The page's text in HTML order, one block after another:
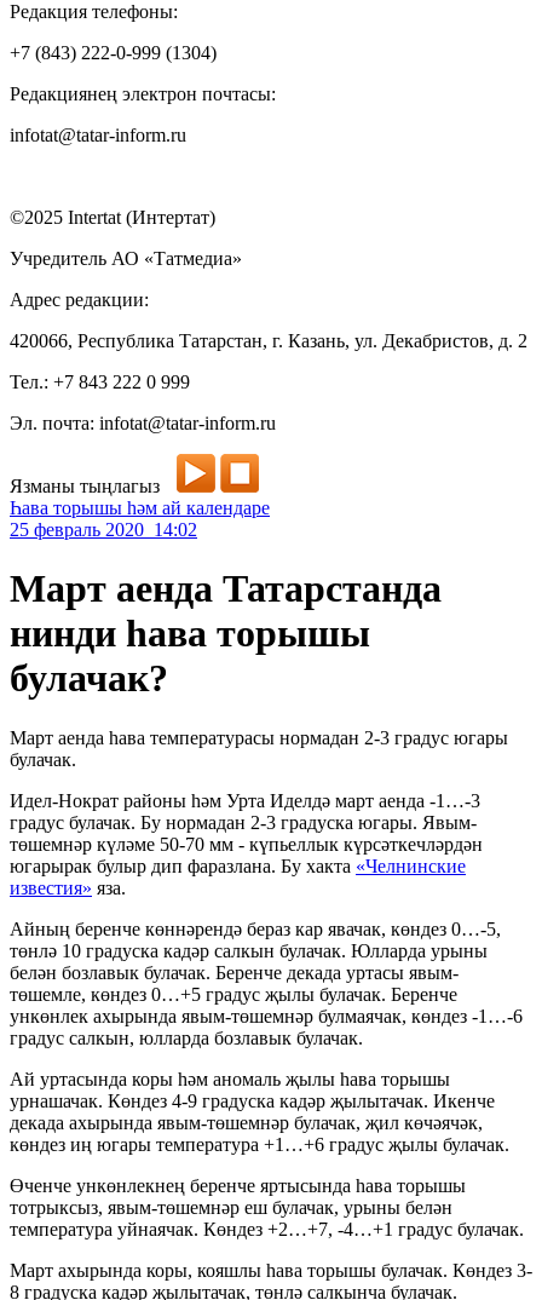
Редакция телефоны:
+7 (843) 222-0-999 (1304)
Редакциянең электрон почтасы:
infotat@tatar-inform.ru
©2025 Intertat (Интертат)
Учредитель АО «Татмедиа»
Адрес редакции:
420066, Республика Татарстан, г. Казань, ул. Декабристов, д. 2
Тел.: +7 843 222 0 999
Эл. почта: infotat@tatar-inform.ru
Язманы тыңлагыз
Һава торышы һәм ай календаре
25 февраль 2020 14:02
Март аенда Татарстанда
нинди һава торышы
булачак?
Март аенда һава температурасы нормадан 2-3 градус югары
булачак.
Идел-Нократ районы һәм Урта Иделдә март аенда -1…-3
градус булачак. Бу нормадан 2-3 градуска югары. Явым-
төшемнәр күләме 50-70 мм - күпьеллык күрсәткечләрдән
югарырак булыр дип фаразлана. Бу хакта «Челнинские
известия» яза.
Айның беренче көннәрендә бераз кар явачак, көндез 0…-5,
төнлә 10 градуска кадәр салкын булачак. Юлларда урыны
белән бозлавык булачак. Беренче декада уртасы явым-
төшемле, көндез 0…+5 градус җылы булачак. Беренче
ункөнлек ахырында явым-төшемнәр булмаячак, көндез -1…-6
градус салкын, юлларда бозлавык булачак.
Ай уртасында коры һәм аномаль җылы һава торышы
урнашачак. Көндез 4-9 градуска кадәр җылытачак. Икенче
декада ахырында явым-төшемнәр булачак, җил көчәячәк,
көндез иң югары температура +1…+6 градус җылы булачак.
Өченче ункөнлекнең беренче яртысында һава торышы
тотрыксыз, явым-төшемнәр еш булачак, урыны белән
температура уйнаячак. Көндез +2…+7, -4…+1 градус булачак.
Март ахырында коры, кояшлы һава торышы булачак. Көндез 3-
8 градуска кадәр җылытачак, төнлә салкынча булачак.